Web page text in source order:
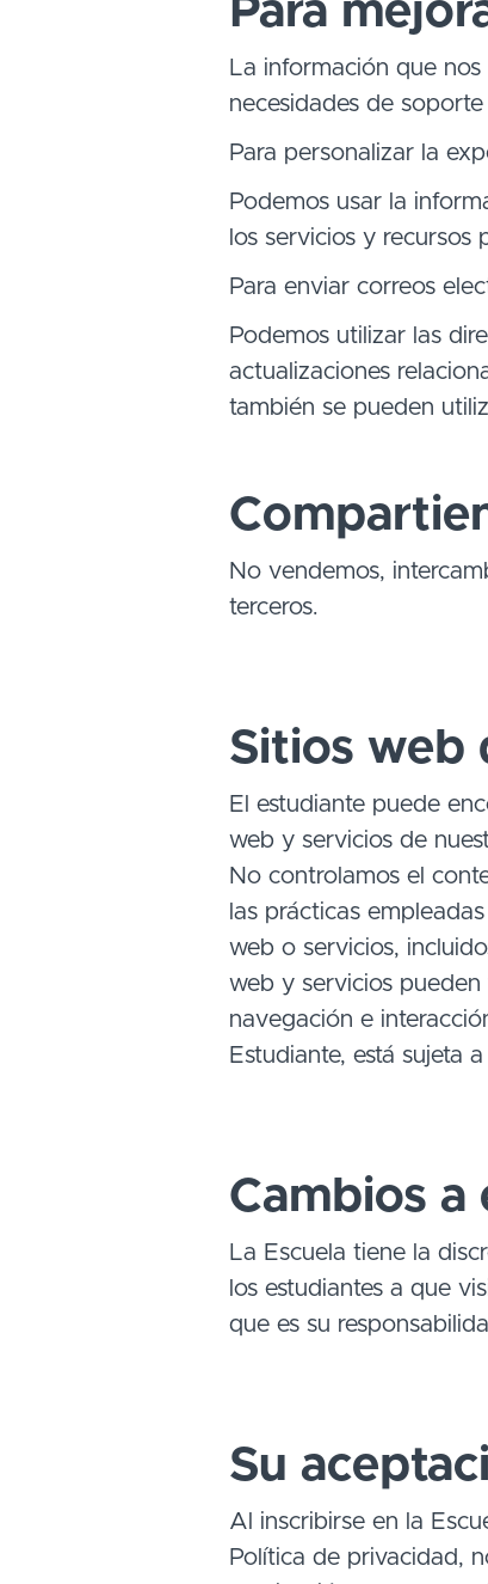
Para
La información que
necesidades de
Para personalizar la
Podemos usar la
los servicios y recursos
Para enviar correos
Podemos utilizar las
actualizaciones
también se pueden
No vendemos,
terceros.
Sitios web
El estudiante puede
web y servicios de
No controlamos el
las prácticas
web o servicios,
web y servicios
navegación e
Estudiante, está sujeta
Cambios a
La Escuela tiene la
los estudiantes a que
que es su
Su
Al inscribirse en la
Política de privacidad,